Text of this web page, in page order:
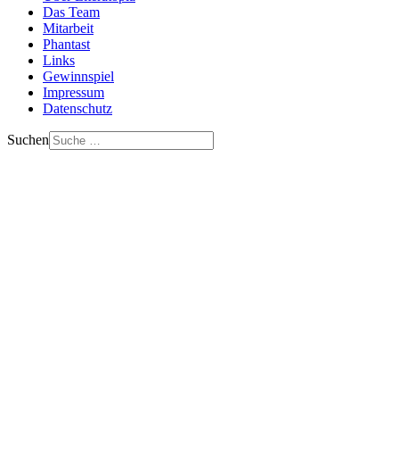
Das Team
Mitarbeit
Phantast
Links
Gewinnspiel
Impressum
Datenschutz
Suchen